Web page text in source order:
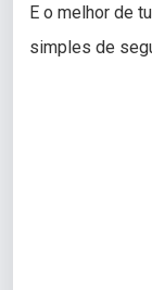
E o melhor de
simples de